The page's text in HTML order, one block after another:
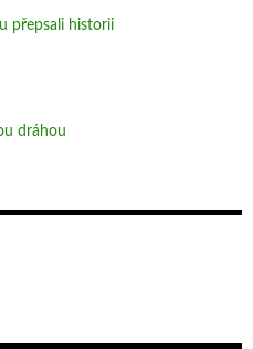
přepsali historii
dráhou